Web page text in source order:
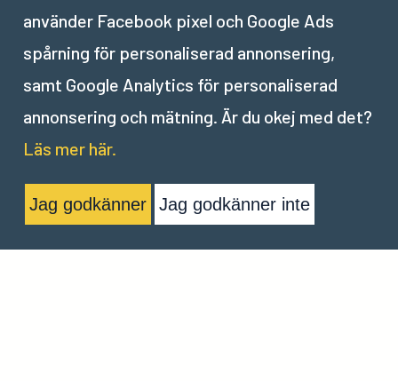
. Annonsera i Ads Manager
använder Facebook pixel och Google Ads
spårning för personaliserad annonsering,
samt Google Analytics för personaliserad
annonsering och mätning. Är du okej med det?
Läs mer här.
Jag godkänner Jag godkänner inte